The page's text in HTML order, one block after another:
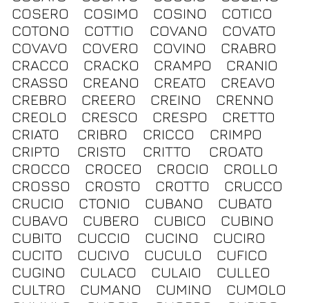
COSERO
COSIMO COSINO
COTICO
COTONO
COTTIO COVANO
COVATO
COVAVO
COVERO COVINO
CRABRO
CRACCO
CRACKO CRAMPO
CRANIO
CRASSO
CREANO CREATO
CREAVO
CREBRO
CREERO CREINO
CRENNO
CREOLO
CRESCO CRESPO
CRETTO
CRIATO
CRIBRO CRICCO
CRIMPO
CRIPTO
CRISTO CRITTO
CROATO
CROCCO
CROCEO CROCIO
CROLLO
CROSSO
CROSTO CROTTO
CRUCCO
CRUCIO
CTONIO CUBANO
CUBATO
CUBAVO
CUBERO CUBICO
CUBINO
CUBITO
CUCCIO CUCINO
CUCIRO
CUCITO
CUCIVO CUCULO
CUFICO
CUGINO
CULACO CULAIO
CULLEO
CULTRO
CUMANO CUMINO
CUMOLO